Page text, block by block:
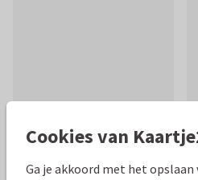
Cookies van
Ga je akkoord met het opslaan